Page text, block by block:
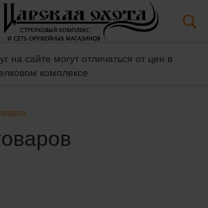
на сайте могут отличаться от цен в
комплексе